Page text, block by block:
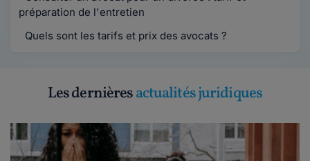
préparation de l'entretien
Quels sont les tarifs et prix des avocats ?
Les dernièresactualités juridiques